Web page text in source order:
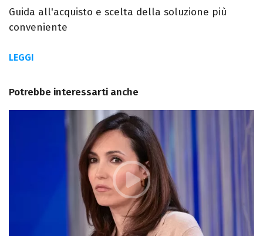
Guida all'acquisto e scelta della soluzione più
conveniente
LEGGI
Potrebbe interessarti anche